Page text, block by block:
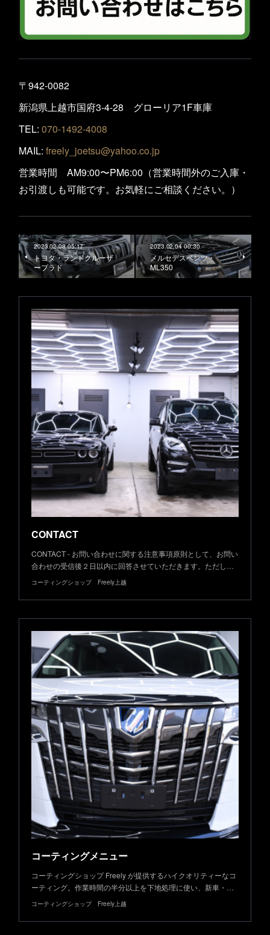
〒942-0082
新潟県上越市国府3-4-28 グローリア1F車庫
TEL: 070-1492-4008
MAIL: freely_joetsu@yahoo.co.jp
営業時間 AM9:00〜PM6:00（営業時間外のご入庫・
お引渡しも可能です。お気軽にご相談ください。）
2023.02.08 05:17
トヨタ・ランドクルーザ
ープラド
2023.02.04 00:30
メルセデスベンツ・
ML350
CONTACT
CONTACT - お問い合わせに関する注意事項原則として、お問い
合わせの受信後２日以内に回答させていただきます。ただし…
コーティングショップ Freely上越
コーティングメニュー
コーティングショップ Freely が提供するハイクオリティーなコ
ーティング。作業時間の半分以上を下地処理に使い、新車・…
コーティングショップ Freely上越